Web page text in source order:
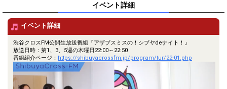
ranking go up.
To cheer on performers, you can
send them gifts.
To send performers paid items,
you must use Show Gold.
Close
イベント詳細
イベント詳細
渋谷クロスFM公開生放送番組『アザブスミスの！シブヤdeナイト！』
放送日時：第1、3、5週の木曜日22:00～22:50
番組紹介ページ： https://shibuyacrossfm.jp/program/tur/22-01.php